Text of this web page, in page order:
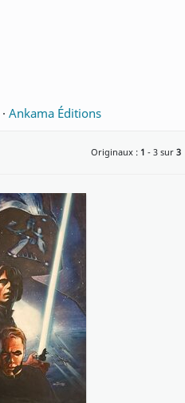
· Ankama Éditions
Originaux : 1 - 3 sur 3